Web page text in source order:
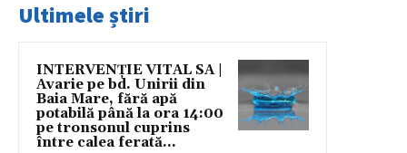
Ultimele știri
INTERVENȚIE VITAL SA |
Avarie pe bd. Unirii din
Baia Mare, fără apă
potabilă până la ora 14:00
pe tronsonul cuprins
între calea ferată...